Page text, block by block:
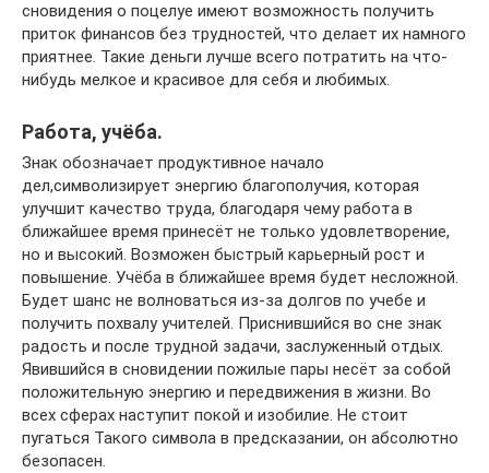
сновидения о поцелуе имеют возможность получить
приток финансов без трудностей, что делает их намного
приятнее. Такие деньги лучше всего потратить на что-
нибудь мелкое и красивое для себя и любимых.
Работа, учёба.
Знак обозначает продуктивное начало
дел,символизирует энергию благополучия, которая
улучшит качество труда, благодаря чему работа в
ближайшее время принесёт не только удовлетворение,
но и высокий. Возможен быстрый карьерный рост и
повышение. Учёба в ближайшее время будет несложной.
Будет шанс не волноваться из-за долгов по учебе и
получить похвалу учителей. Приснившийся во сне знак
радость и после трудной задачи, заслуженный отдых.
Явившийся в сновидении пожилые пары несёт за собой
положительную энергию и передвижения в жизни. Во
всех сферах наступит покой и изобилие. Не стоит
пугаться Такого символа в предсказании, он абсолютно
безопасен.